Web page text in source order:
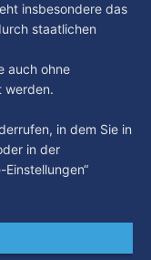
insbesondere das
staatlichen
auch ohne
werden.
in dem Sie in
in der